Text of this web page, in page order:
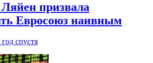
призвала
Евросоюз наивным
год спустя